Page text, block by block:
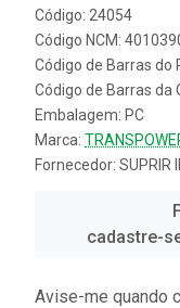
Código: 24054
Código NCM:
Código de Barras do
Código de Barras da
Embalagem: PC
Marca:
Fornecedor: SUPRIR
cadastre-
Avise-me quando